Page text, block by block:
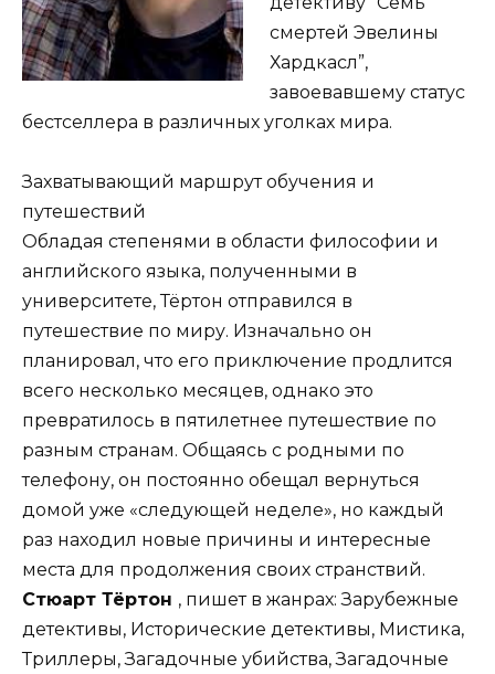
смертей Эвелины
Хардкасл”,
завоевавшему статус
бестселлера в различных уголках мира.
Захватывающий маршрут обучения и
путешествий
Обладая степенями в области философии и
английского языка, полученными в
университете, Тёртон отправился в
путешествие по миру. Изначально он
планировал, что его приключение продлится
всего несколько месяцев, однако это
превратилось в пятилетнее путешествие по
разным странам. Общаясь с родными по
телефону, он постоянно обещал вернуться
домой уже «следующей неделе», но каждый
раз находил новые причины и интересные
места для продолжения своих странствий.
Стюарт Тёртон , пишет в жанрах: Зарубежные
детективы, Исторические детективы, Мистика,
Триллеры, Загадочные убийства, Загадочные